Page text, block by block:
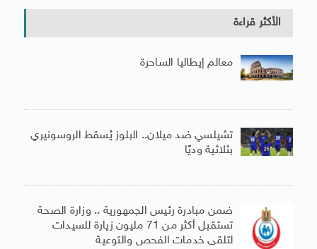
الأكثر قراءة
معالم إيطاليا الساحرة
تشيلسي ضد ميلان.. البلوز يُسقط الروسونيري
بثلاثية وديًا
ضمن مبادرة رئيس الجمهورية .. وزارة الصحة
تستقبل أكثر من 71 مليون زيارة للسيدات
لتلقى خدمات الفحص والتوعية